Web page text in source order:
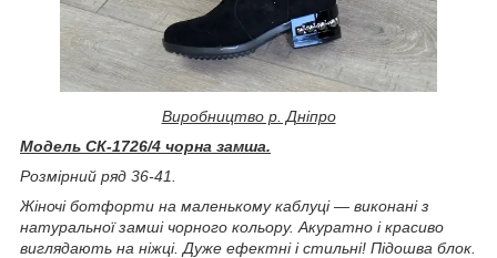
Виробництво р. Дніпро
Модель СК-1726/4 чорна замша.
Розмірний ряд 36-41.
Жіночі ботфорти на маленькому каблуці ― виконані з
натуральної замші чорного кольору. Акуратно і красиво
виглядають на ніжці. Дуже ефектні і стильні! Підошва блок.